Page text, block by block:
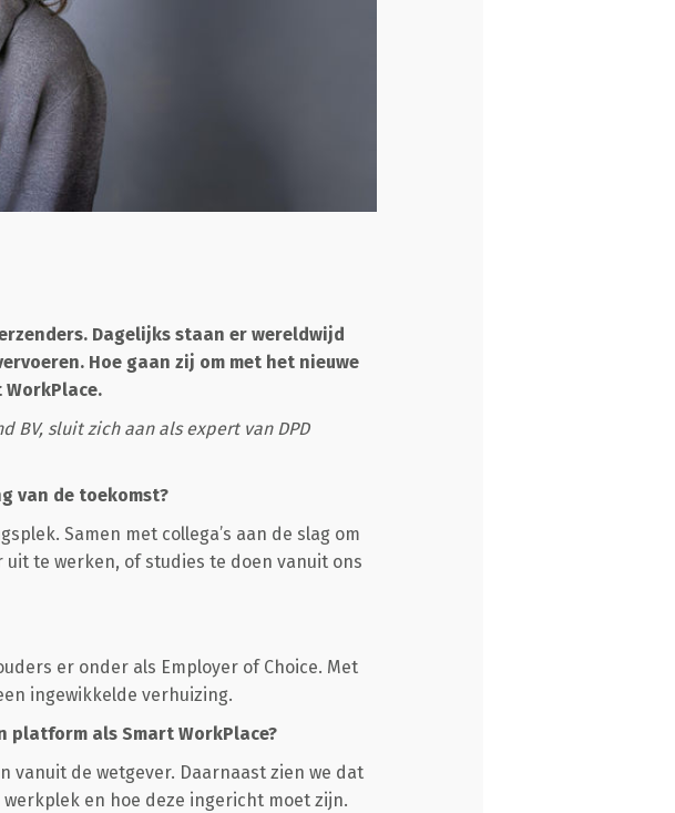
Dagelijks staan er wereldwijd
Hoe gaan zij om met het nieuwe
BV, sluit zich aan als expert van DPD
van de toekomst?
Samen met collega’s aan de slag om
te werken, of studies te doen vanuit ons
er onder als Employer of Choice. Met
ingewikkelde verhuizing.
platform als Smart WorkPlace?
vanuit de wetgever. Daarnaast zien we dat
en hoe deze ingericht moet zijn.